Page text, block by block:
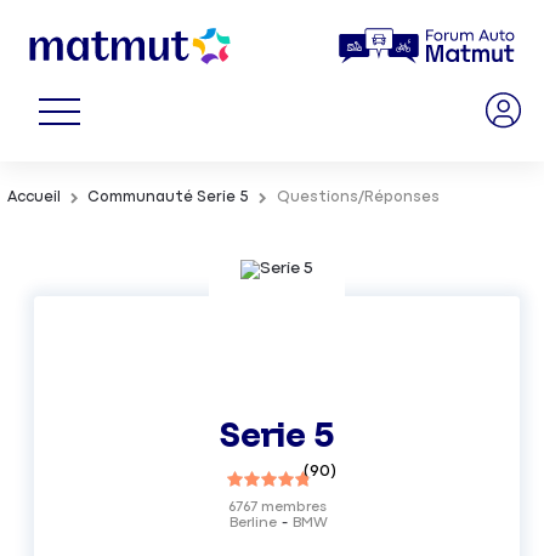
Accueil Communauté Serie 5 Questions/Réponses
Serie 5
(90)
Berline BMW
6767membres